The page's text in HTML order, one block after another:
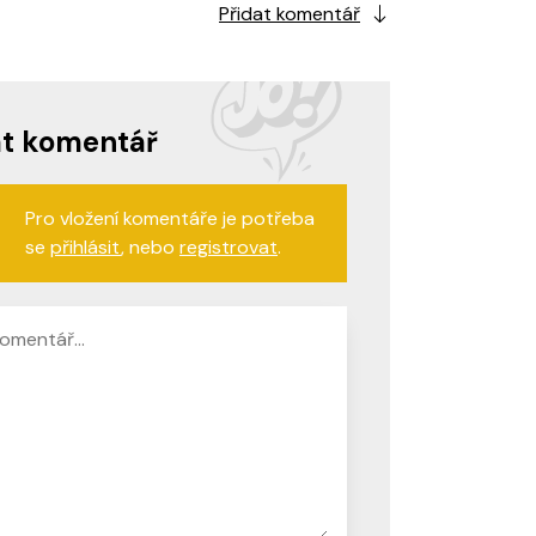
Přidat komentář
komentář
Pro vložení komentáře je potřeba
se přihlásit, nebo registrovat.